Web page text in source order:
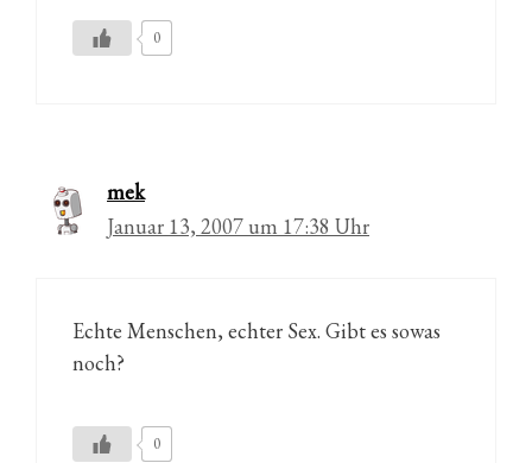
0
mek
Januar 13, 2007 um 17:38 Uhr
Echte Menschen, echter Sex. Gibt es sowas
noch?
0